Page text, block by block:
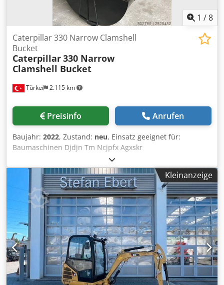
1 /8
Türkei 2.115 km
Caterpillar 330 Narrow Clamshell
Bucket
Caterpillar330 Narrow
Clamshell Bucket
Preisinfo Anrufen
Baujahr: 2022, Zustand: neu, Einsatz geeignet für:
Baumaschinen Djdjn Tm Ncjpfx Agxskr
Kleinanzeige